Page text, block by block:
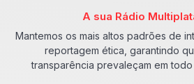
A sua Rádio
Mantemos os mais altos padrões de
reportagem ética, garantindo
transparência prevaleçam em